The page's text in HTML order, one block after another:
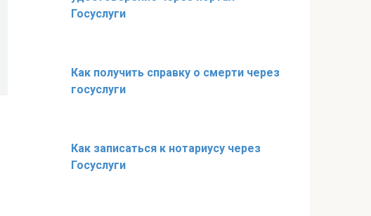
Госуслуги
Как получить справку о смерти через
госуслуги
Как записаться к нотариусу через
Госуслуги